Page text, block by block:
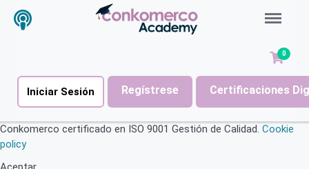
Menu
0
Iniciar Sesión Regístrese Certificaciones
Conkomerco certificado en ISO 9001 Gestión de Calidad. Cookie
policy